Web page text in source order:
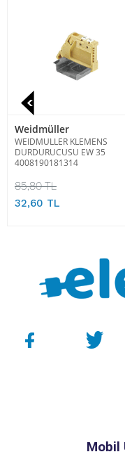
Weidmüller
WEIDMULLER KLEMENS
DURDURUCUSU EW 35
4008190181314
85,80 TL
32,60 TL
Mobil